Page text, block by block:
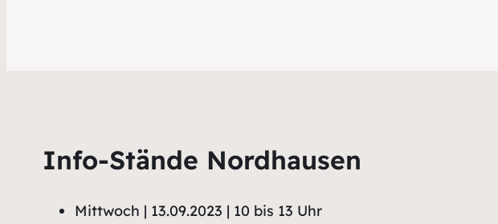
Info-Stände Nordhausen
Mittwoch | 13.09.2023 | 10 bis 13 Uhr